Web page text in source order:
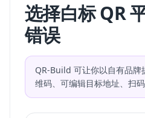
选择白标 QR
错误
QR-Build 可让你以自有品牌
维码、可编辑目标地址、扫码